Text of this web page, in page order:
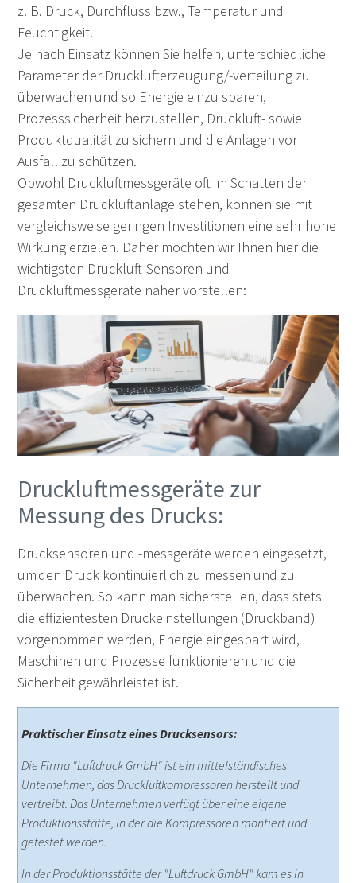
z. B. Druck, Durchfluss bzw., Temperatur und
Feuchtigkeit.
Je nach Einsatz können Sie helfen, unterschiedliche
Parameter der Drucklufterzeugung/-verteilungzu
überwachen und so Energie einzu sparen,
Prozesssicherheit herzustellen, Druckluft- sowie
Produktqualität zu sichern und die Anlagen vor
Ausfall zu schützen.
Obwohl Druckluftmessgeräte oft im Schatten der
gesamten Druckluftanlage stehen, können sie mit
vergleichsweise geringen Investitionen eine sehr hohe
Wirkungerzielen. Daher möchten wir Ihnen hier die
wichtigsten Druckluft-Sensoren und
Druckluftmessgeräte näher vorstellen:
Druckluftmessgeräte zur
Messung des Drucks:
Drucksensoren und -messgeräte werden eingesetzt,
um den Druck kontinuierlich zu messen und zu
überwachen. So kann man sicherstellen, dass stets
die effizientesten Druckeinstellungen (Druckband)
vorgenommen werden, Energie eingespart wird,
Maschinen und Prozesse funktionieren und die
Sicherheit gewährleistet ist.
Praktischer Einsatz eines Drucksensors:
Die Firma "Luftdruck GmbH" ist ein mittelständisches
Unternehmen, das Druckluftkompressoren herstellt und
vertreibt. Das Unternehmen verfügt über eine eigene
Produktionsstätte, in der die Kompressoren montiert und
getestet werden.
In der Produktionsstätte der "Luftdruck GmbH" kam es in